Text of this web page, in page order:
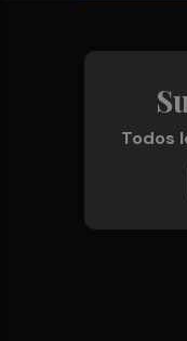
Todos